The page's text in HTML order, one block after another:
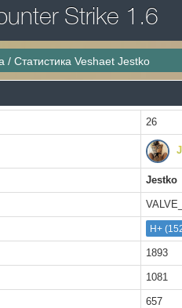
Strike 1.6
/Статистика Veshaet Jestko
26
Jestko
H+
1893
1081
657